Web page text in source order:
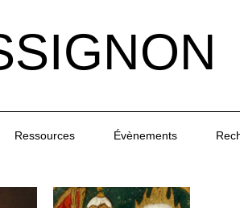
Ressources Évènements